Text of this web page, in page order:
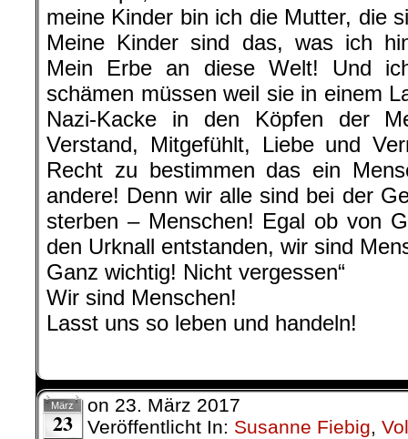
meine Kinder bin ich die Mutter, die
Meine Kinder sind das, was ich
Mein Erbe an diese Welt! Und
schämen müssen weil sie in einem
Nazi-Kacke in den Köpfen der
Verstand, Mitgefühlt, Liebe und
Recht zu bestimmen das ein
andere! Denn wir alle sind bei der
sterben – Menschen! Egal ob von
den Urknall entstanden, wir sind
Ganz wichtig! Nicht vergessen“
Wir sind Menschen!
Lasst uns so leben und handeln!
März
23
on 23. März 2017
Veröffentlicht In: Susanne Fiebig,